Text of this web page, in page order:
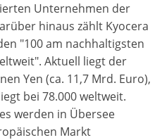
Unternehmen der
hinaus zählt Kyocera
"100 am nachhaltigsten
Aktuell liegt der
Yen (ca. 11,7 Mrd. Euro),
bei 78.000 weltweit.
werden in Übersee
Markt